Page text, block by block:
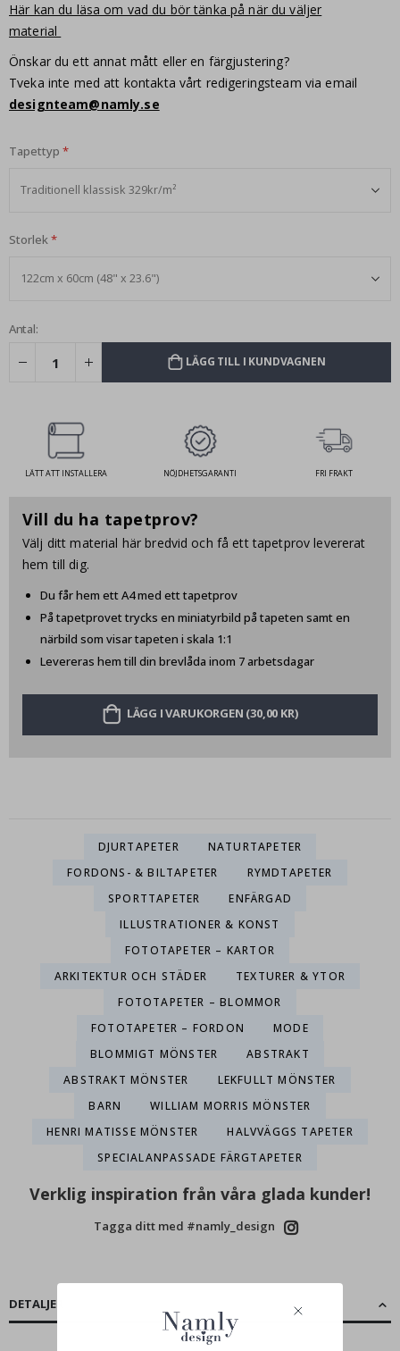
Här kan du läsa om vad du bör tänka på när du väljer
material
Önskar du ett annat mått eller en färgjustering?
Tveka inte med att kontakta vårt redigeringsteam via email
designteam@namly.se
Tapettyp
Storlek
Antal:
LÄGG TILL I KUNDVAGNEN
LÄTT ATT INSTALLERA NÖJDHETSGARANTI FRI FRAKT
Vill du ha tapetprov?
Välj ditt material här bredvid och få ett tapetprov levererat
hem till dig.
Du får hem ett A4 med ett tapetprov
På tapetprovet trycks en miniatyrbild på tapeten samt en
närbild som visar tapeten i skala 1:1
Levereras hem till din brevlåda inom 7 arbetsdagar
LÄGG I VARUKORGEN (30,00 KR)
DJURTAPETER
NATURTAPETER
FORDONS- & BILTAPETER
RYMDTAPETER
SPORTTAPETER
ENFÄRGAD
ILLUSTRATIONER & KONST
FOTOTAPETER – KARTOR
ARKITEKTUR OCH STÄDER
TEXTURER & YTOR
FOTOTAPETER – BLOMMOR
FOTOTAPETER – FORDON
MODE
BLOMMIGT MÖNSTER
ABSTRAKT
ABSTRAKT MÖNSTER
LEKFULLT MÖNSTER
BARN
WILLIAM MORRIS MÖNSTER
HENRI MATISSE MÖNSTER
HALVVÄGGS TAPETER
SPECIALANPASSADE FÄRGTAPETER
Verklig inspiration från våra glada kunder!
Tagga ditt med #namly_design
DETALJER